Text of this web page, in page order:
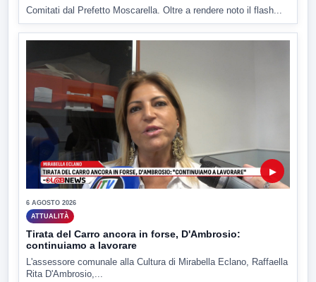
Comitati dal Prefetto Moscarella. Oltre a rendere noto il flash...
▶
6 AGOSTO 2026
ATTUALITÀ
Tirata del Carro ancora in forse, D'Ambrosio:
continuiamo a lavorare
L'assessore comunale alla Cultura di Mirabella Eclano, Raffaella
Rita D'Ambrosio,...